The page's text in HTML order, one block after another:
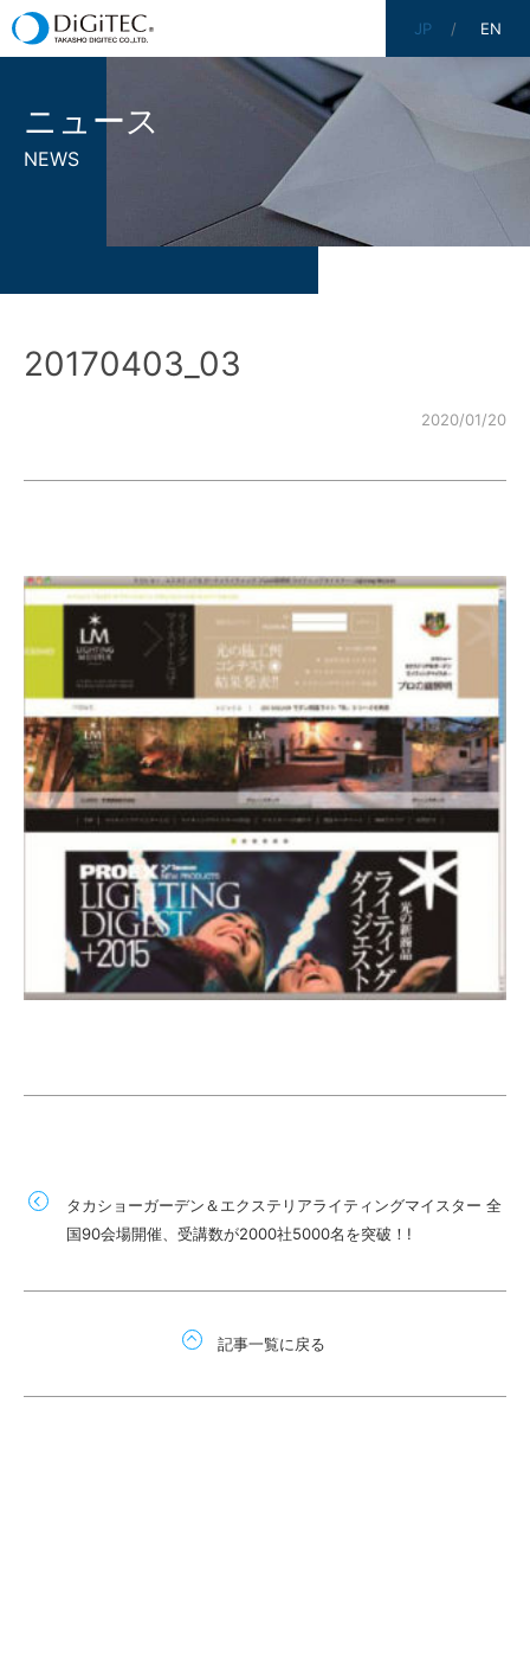
JP EN
ニュース
NEWS
20170403_03
2020/01/20
タカショーガーデン＆エクステリアライティングマイスター 全
国90会場開催、受講数が2000社5000名を突破！!
記事一覧に戻る